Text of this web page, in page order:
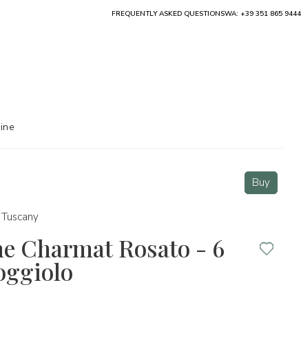
Buy
Tuscany
Charmat Rosato - 6
FREQUENTLY ASKED QUESTIONSWA: +39 351 865 9444